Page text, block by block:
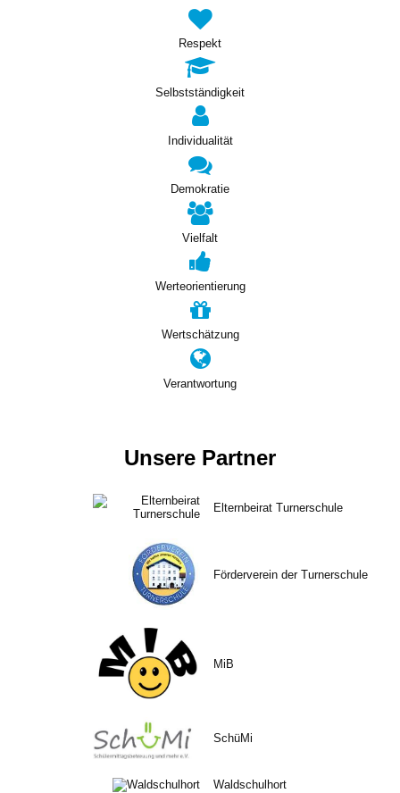
Respekt
Selbstständigkeit
Individualität
Demokratie
Vielfalt
Werteorientierung
Wertschätzung
Verantwortung
Unsere Partner
Elternbeirat Turnerschule
Förderverein der Turnerschule
MiB
SchüMi
Waldschulhort